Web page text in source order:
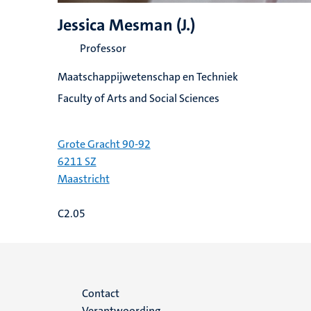
Jessica Mesman (J.)
Professor
Maatschappijwetenschap en Techniek
Faculty of Arts and Social Sciences
Grote Gracht 90-92
6211 SZ
Maastricht
C2.05
Menu
Contact